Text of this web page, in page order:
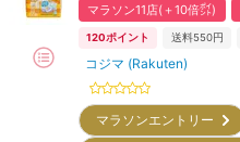
マラソン11店(＋10倍㌽)
120ポイント 送料550円
コジマ (Rakuten)
マラソンエントリー